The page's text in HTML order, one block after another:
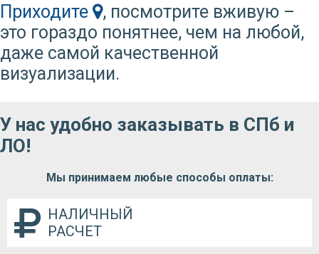
Приходите
, посмотрите вживую –
это гораздо понятнее, чем на любой,
даже самой качественной
визуализации.
У нас удобно заказывать в СПб и
ЛО!
Мы принимаем любые способы оплаты:
НАЛИЧНЫЙ
РАСЧЕТ